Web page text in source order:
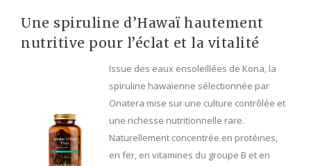
Une spiruline d’Hawaï hautement
nutritive pour l’éclat et la vitalité
Issue des eaux ensoleillées de Kona, la
spiruline hawaïenne sélectionnée par
Onatera mise sur une culture contrôlée et
une richesse nutritionnelle rare.
Naturellement concentrée en protéines,
en fer, en vitamines du groupe B et en